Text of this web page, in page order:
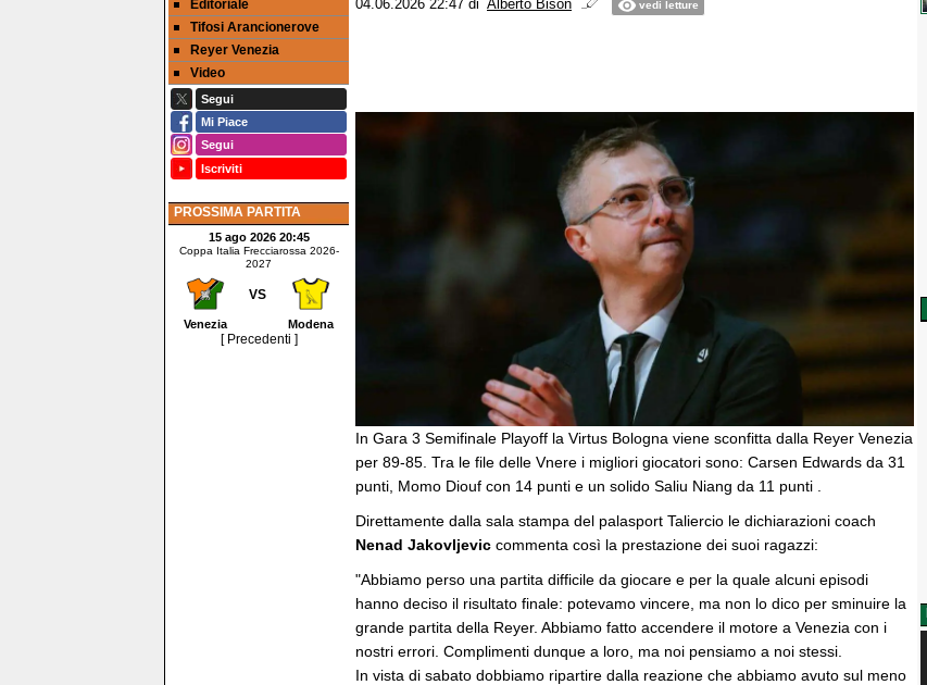
Editoriale
Tifosi Arancionerove
Reyer Venezia
Video
Segui
Mi Piace
Segui
Iscriviti
PROSSIMA PARTITA
15 ago 2026 20:45
Coppa Italia Frecciarossa 2026-
2027
VS
Venezia Modena
[ Precedenti ]
04.06.2026 22:47 di Alberto Bison vedi letture
In Gara 3 Semifinale Playoff la Virtus Bologna viene sconfitta dalla Reyer Venezia
per 89-85. Tra le file delle Vnere i migliori giocatori sono: Carsen Edwards da 31
punti, Momo Diouf con 14 punti e un solido Saliu Niang da 11 punti .
Direttamente dalla sala stampa del palasport Taliercio le dichiarazioni coach
Nenad Jakovljevic commenta così la prestazione dei suoi ragazzi:
"Abbiamo perso una partita difficile da giocare e per la quale alcuni episodi
hanno deciso il risultato finale: potevamo vincere, ma non lo dico per sminuire la
grande partita della Reyer. Abbiamo fatto accendere il motore a Venezia con i
nostri errori. Complimenti dunque a loro, ma noi pensiamo a noi stessi.
In vista di sabato dobbiamo ripartire dalla reazione che abbiamo avuto sul meno